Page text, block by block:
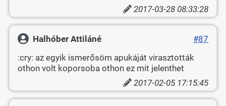
2017-03-28 08:33:28
Halhóber Attiláné
#87
:cry: az egyik ismerősöm apukáját virasztották
othon volt koporsoba othon ez mit jelenthet
2017-02-05 17:15:45